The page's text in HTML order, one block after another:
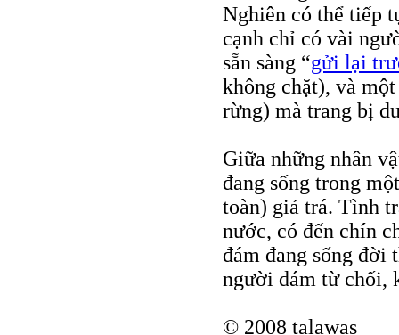
Nghiên có thể tiếp
cạnh chỉ có vài
sẵn sàng “gửi lại
không chặt), và
rừng) mà trang bị
Giữa những nhân
đang sống trong
toàn) giả trá. Tình
nước, có đến chín
đám đang sống đời
người dám từ chối,
© 2008 talawas